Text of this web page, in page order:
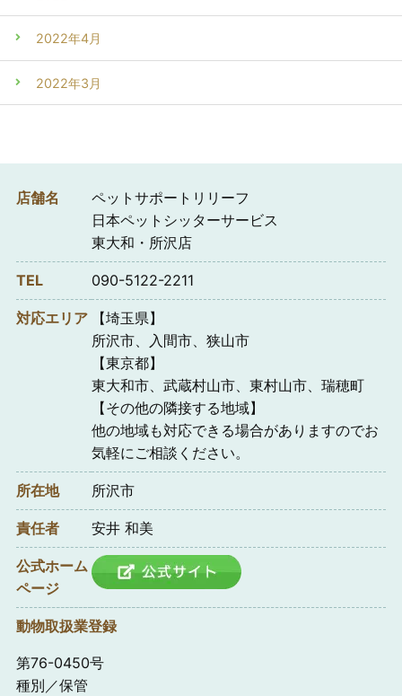
2022年4月
2022年3月
店舗名
ペットサポートリリーフ
日本ペットシッターサービス
東大和・所沢店
TEL 090-5122-2211
対応エリア
【埼玉県】
所沢市、入間市、狭山市
【東京都】
東大和市、武蔵村山市、東村山市、瑞穂町
【その他の隣接する地域】
他の地域も対応できる場合がありますのでお
気軽にご相談ください。
所在地 所沢市
責任者 安井 和美
公式ホーム
ページ
動物取扱業登録
第76-0450号
種別／保管